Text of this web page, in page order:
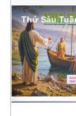
Thứ Sáu